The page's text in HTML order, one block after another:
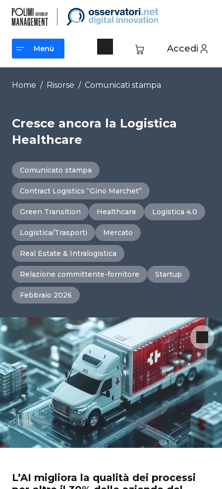
contenuto
Accedi
Menù
Menù
Home / Risorse / Comunicati stampa
Cresce ancora la Logistica
Healthcare
Comunicato stampa
Contract Logistics “Gino Marchet”
Green Transition Healthcare Logistica 4.0
Logistica/Trasporti Mercato
Real Estate & Intralogistica
Relazione committente-fornitore Startup
Febbraio 2026
L’AI migliora la qualità dei processi